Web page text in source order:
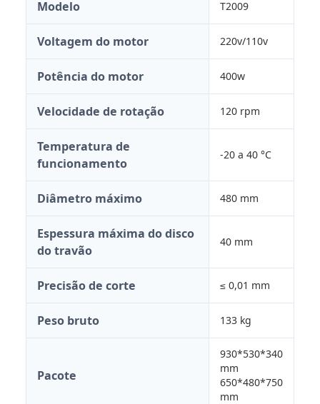
Modelo T2009
Voltagem do motor 220v/110v
Potência do motor 400w
Velocidade de rotação 120 rpm
Temperatura de
funcionamento
-20 a 40 °C
Diâmetro máximo 480 mm
Espessura máxima do disco
do travão
40 mm
Precisão de corte ≤ 0,01 mm
Peso bruto 133 kg
Pacote
930*530*340
mm
650*480*750
mm